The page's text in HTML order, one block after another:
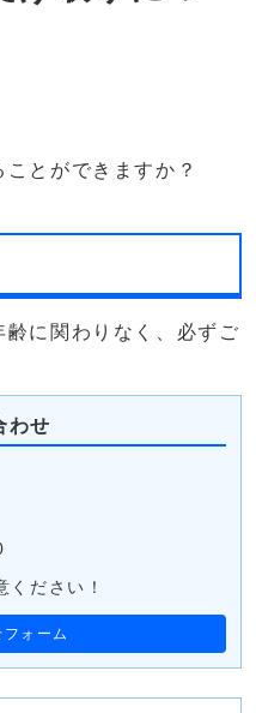
とができますか？
に関わりなく、必ずご
わせ
ください！
ォーム